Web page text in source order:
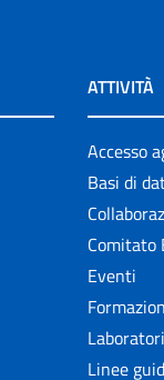
ATTIVITÀ
Accesso
Basi di
Comitato
Eventi
Linee